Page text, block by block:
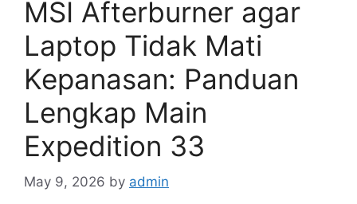
MSI Afterburner agar
Laptop Tidak Mati
Kepanasan: Panduan
Lengkap Main
Expedition 33
May 9, 2026 by admin